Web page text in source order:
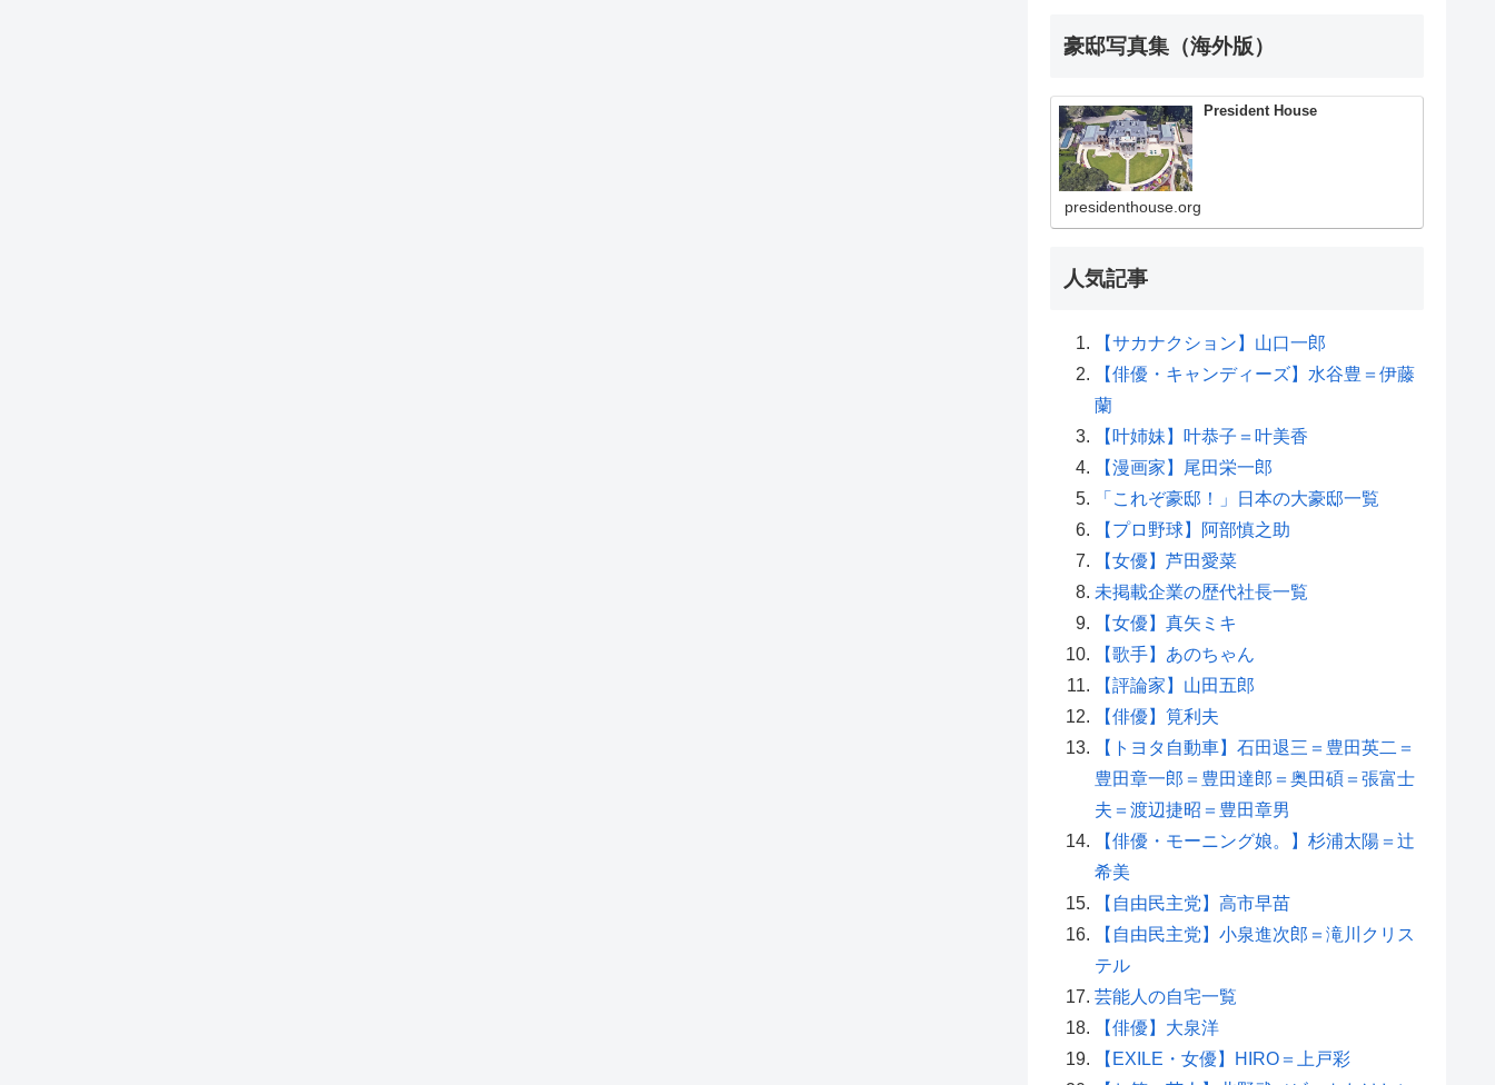
豪邸写真集（海外版）
President House
presidenthouse.org
人気記事
【サカナクション】山口一郎
【俳優・キャンディーズ】水谷豊＝伊藤
蘭
【叶姉妹】叶恭子＝叶美香
【漫画家】尾田栄一郎
「これぞ豪邸！」日本の大豪邸一覧
【プロ野球】阿部慎之助
【女優】芦田愛菜
未掲載企業の歴代社長一覧
【女優】真矢ミキ
【歌手】あのちゃん
【評論家】山田五郎
【俳優】筧利夫
【トヨタ自動車】石田退三＝豊田英二＝
豊田章一郎＝豊田達郎＝奥田碩＝張富士
夫＝渡辺捷昭＝豊田章男
【俳優・モーニング娘。】杉浦太陽＝辻
希美
【自由民主党】高市早苗
【自由民主党】小泉進次郎＝滝川クリス
テル
芸能人の自宅一覧
【俳優】大泉洋
【EXILE・女優】HIRO＝上戸彩